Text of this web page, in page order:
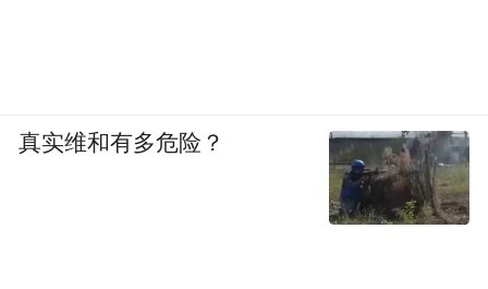
真实维和有多危险？